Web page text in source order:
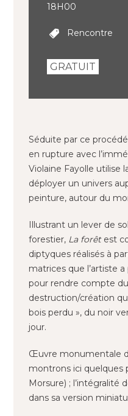
18H00
Rencontre
GRATUIT
Séduite par ce
en rupture avec
Violaine Fayolle utilise
déployer un univers
peinture, autour du
Illustrant un lever de
forestier, La forêtest
diptyques réalisés à
matrices que l’artiste
pour rendre compte
destruction/création
bois perdu », du noir
jour.
Œuvre monumentale
montrons ici quelques
Morsure) ; l’intégralité
dans sa version